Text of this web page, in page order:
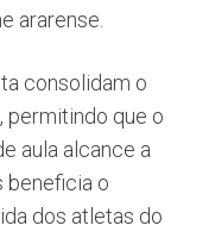
ararense.
consolidam o
, permitindo que o
aula alcance a
beneficia o
dos atletas do